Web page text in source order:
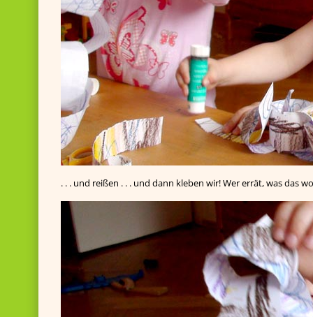
. . . und reißen . . . und dann kleben wir! Wer errät, was das